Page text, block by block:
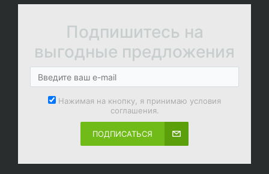
Подпишитесь на
выгодные предложения
Нажимая на кнопку, я принимаю условия
соглашения.
ПОДПИСАТЬСЯ